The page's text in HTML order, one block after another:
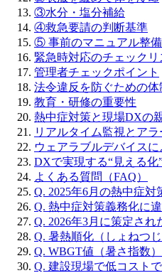
③水分・塩分補給
④救急要請の判断基準
⑤ 事前のマニュアル整
緊急時対応のチェックリ
管理者チェックポイント
法令違反を防ぐための体
教育・研修の重要性
熱中症対策と現場DXの
リアルタイム監視とア
ウェアラブルデバイス
DXで実現する“見える化
よくある質問（FAQ）
Q. 2025年6月の熱中症対
Q. 熱中症対策義務化に
Q. 2026年3月に策定され
Q. 暑熱順化（しょねつ
Q. WBGT値（暑さ指数
Q. 建設現場で低コスト